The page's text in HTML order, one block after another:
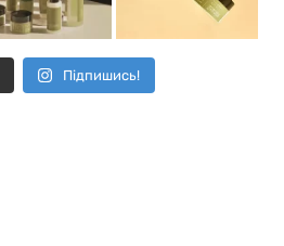
Підпишись!